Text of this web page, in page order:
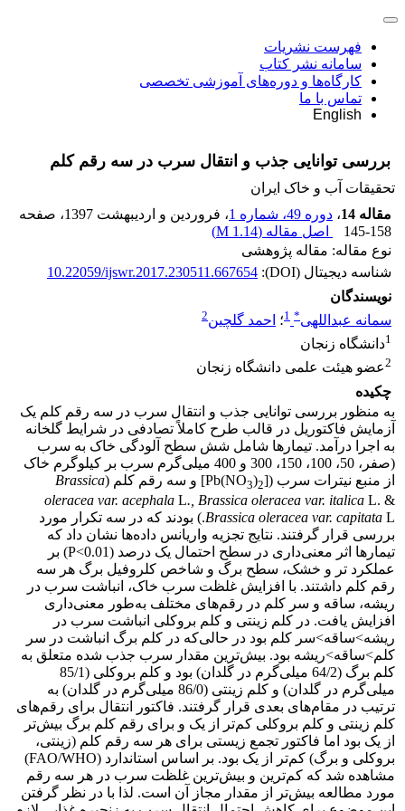
فهرست نشریات
سامانه نشر کتاب
کارگاه‌ها و دوره‌های آموزشی تخصصی
تماس با ما
English
بررسی توانایی جذب و انتقال سرب در سه رقم کلم
تحقیقات آب و خاک ایران
مقاله 14
، دوره 49، شماره 1 ، فروردین و اردیبهشت 1397
، صفحه
145-158
اصل مقاله (1.14 M
)
نوع مقاله: مقاله پژوهشی
شناسه دیجیتال (DOI):
10.22059/ijswr.2017.230511.667654
نویسندگان
سمانه عبداللهی*
1؛ احمد گلچین2
1دانشگاه زنجان
2عضو هیئت علمی دانشگاه زنجان
چکیده
به منظور بررسی توانایی جذب و انتقال سرب در سه رقم کلم یک
آزمایش فاکتوریل در قالب طرح کاملاً تصادفی در شرایط گلخانه
به اجرا درآمد. تیمارها شامل شش سطح آلودگی خاک به سرب
(صفر، 50، 100، 150، 300 و 400 میلی‌گرم سرب بر کیلوگرم خاک
از منبع نیترات سرب ([Pb(NO
3)2 ] و سه رقم کلم (Brassica
oleracea var. acephala L., Brassica oleracea var. italica L. &
Brassica oleracea var. capitataL.) بودند که در سه تکرار مورد
بررسی قرار گرفتند. نتایج تجزیه واریانس داده‌ها نشان داد که
تیمارها اثر معنی‌داری در سطح احتمال یک درصد (P<0.01) بر
عملکرد تر و خشک، سطح برگ و شاخص کلروفیل برگ هر سه
رقم کلم داشتند. با افزایش غلظت سرب خاک، انباشت سرب در
ریشه، ساقه و سر کلم در رقم‌های مختلف به‌طور معنی‌داری
افزایش یافت. در کلم زینتی و کلم بروکلی انباشت سرب در
ریشه>ساقه>سر کلم بود در حالی‌که در کلم برگ انباشت در سر
کلم>ساقه>ریشه بود. بیش‌ترین مقدار سرب جذب شده متعلق به
کلم برگ (64/2 میلی‌گرم در گلدان) بود و کلم بروکلی (85/1
میلی‌گرم در گلدان) و کلم زینتی (86/0 میلی‌گرم در گلدان) به
ترتیب در مقام‌های بعدی قرار گرفتند. فاکتور انتقال برای رقم‌های
کلم زینتی و کلم بروکلی کم‌تر از یک و برای رقم کلم برگ بیش‌تر
از یک بود اما فاکتور تجمع زیستی برای هر سه رقم کلم (زینتی،
بروکلی و برگ) کم‌تر از یک بود. بر اساس استاندارد (FAO/WHO)
مشاهده ‌شد که کم‌ترین و بیش‌ترین غلظت سرب در هر سه رقم
مورد مطالعه بیش‌تر از مقدار مجاز آن است. لذا با در نظر گرفتن